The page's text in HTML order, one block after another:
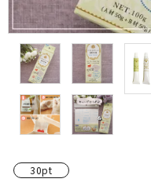
デコレーション材料
道具類
基本材料
30pt